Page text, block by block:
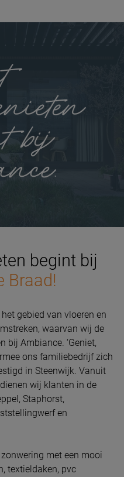
begint bij
Braad!
gebied van vloeren en
waarvan wij de
bij Ambiance. ‘Geniet,
ons familiebedrijf zich
in Steenwijk. Vanuit
wij klanten in de
Staphorst,
en
met een mooi
textieldaken, pvc